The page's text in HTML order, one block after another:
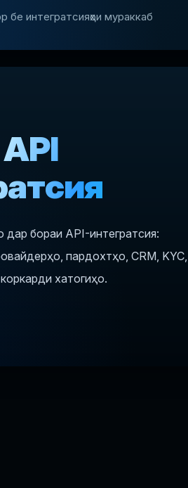
бе интегратсияҳои мураккаб
дар бораи API-интегратсия:
пардохтҳо, CRM, KYC,
хатогиҳо.